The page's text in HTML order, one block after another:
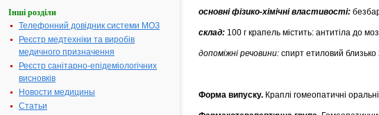
Інші розділи
Телефонний довідник системи МОЗ
Реєстр медтехніки та виробів
медичного призначення
Реєстр санітарно-епідеміологічних
висновків
Новости медицины
Статьи
основні фізико-хімічні властивості:
склад: 100 г крапель містить: антитіла до
допоміжні речовини: спирт етиловий
Форма випуску. Краплі гомеопатичні